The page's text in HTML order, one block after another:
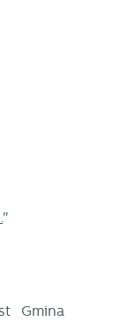
"
Gmina